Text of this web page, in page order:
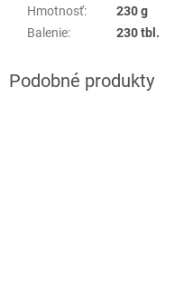
Hmotnosť:
230 g
Balenie: 230 tbl.